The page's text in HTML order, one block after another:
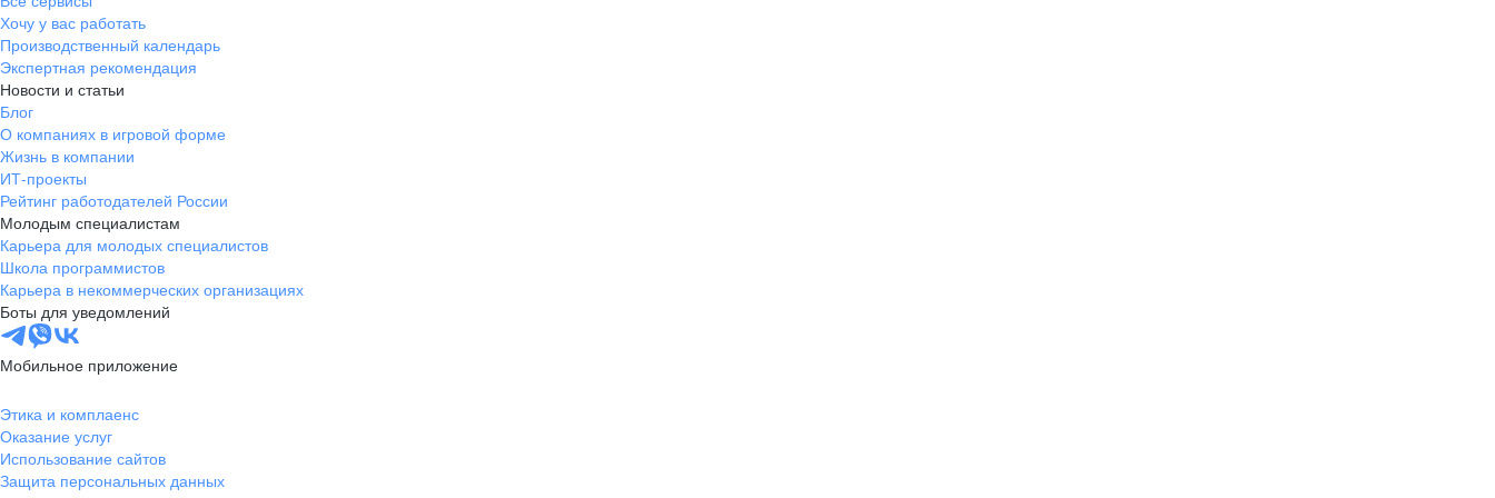
Хочу у вас работать
Производственный календарь
Экспертная рекомендация
Новости и статьи
Блог
О компаниях в игровой форме
Жизнь в компании
ИТ-проекты
Рейтинг работодателей России
Молодым специалистам
Карьера для молодых специалистов
Школа программистов
Карьера в некоммерческих организациях
Боты для уведомлений
Мобильное приложение
Этика и комплаенс
Оказание услуг
Использование сайтов
Защита персональных данных